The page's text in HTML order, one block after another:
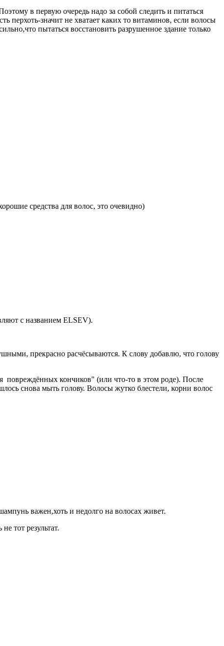
в первую очередь надо за собой следить и питаться
перхоть-значит не хватает каких то витаминов, если волосы
пытаться восстановить разрушенное здание только
средства для волос, это очевидно)
с названием ELSEV).
прекрасно расчёсываются. К слову добавлю, что голову
кончиков" (или что-то в этом роде). После
снова мыть голову. Волосы жутко блестели, корни волос
важен,хоть и недолго на волосах живет.
тот результат.